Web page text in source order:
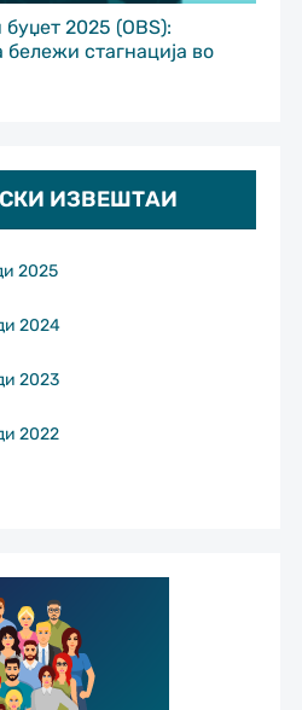
2025 (OBS):
стагнација во
ИЗВЕШТАИ
2025
2024
2023
2022